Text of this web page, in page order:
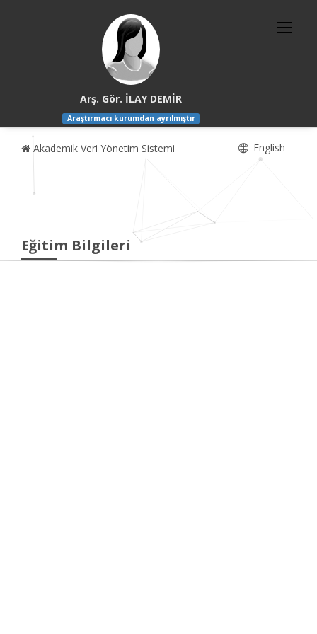
Arş. Gör. İLAY DEMİR
Araştırmacı kurumdan ayrılmıştır
Akademik Veri Yönetim Sistemi English
Eğitim Bilgileri